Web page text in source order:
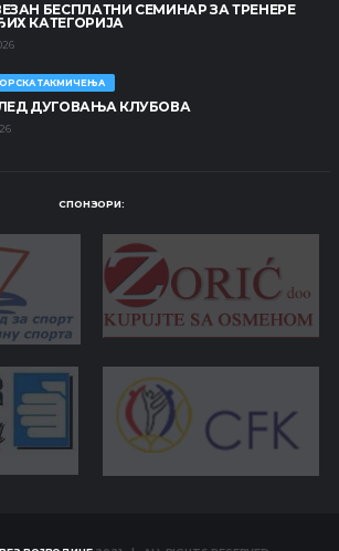
БЕСПЛАТНИ СЕМИНАР ЗА ТРЕНЕРЕ
КАТЕГОРИЈА
ТАКМИЧЕЊА
ДУГОВАЊА КЛУБОВА
СПОНЗОРИ: